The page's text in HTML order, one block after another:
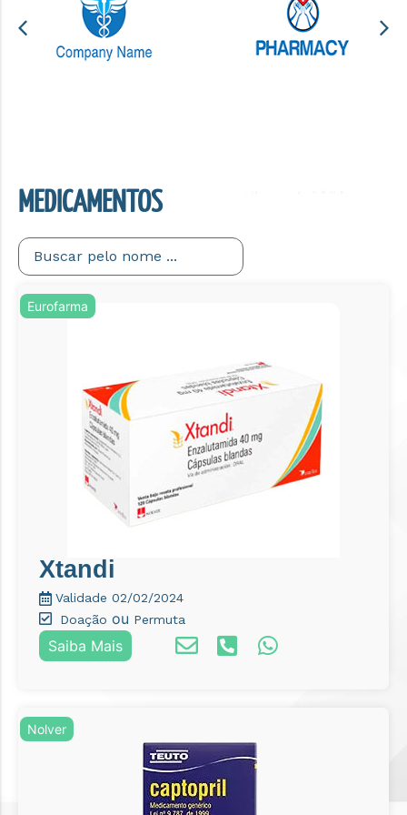
MEDICAMENTOS
Eurofarma
Xtandi
Validade 02/02/2024
Doação ou Permuta
Saiba Mais
Nolver